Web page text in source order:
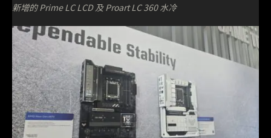
新增的 Prime LC LCD 及 Proart LC 360 水冷